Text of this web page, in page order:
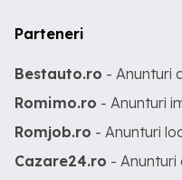
Parteneri
Bestauto.ro - Anunturi
Romimo.ro - Anunturi
Romjob.ro - Anunturi
Cazare24.ro -